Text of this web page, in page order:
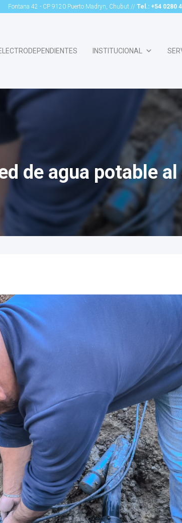
Fontana 42 - CP 9120 Puerto Madryn, Chubut // Tel.: +54 0280
INSTITUCIONAL
de agua potable